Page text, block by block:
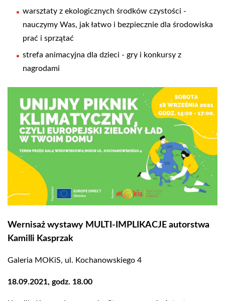
warsztaty z ekologicznych środków czystości -
nauczymy Was, jak łatwo i bezpiecznie dla środowiska
prać i sprzątać
strefa animacyjna dla dzieci - gry i konkursy z
nagrodami
Wernisaż wystawy MULTI-IMPLIKACJE autorstwa
Kamilli Kasprzak
Galeria MOKiS, ul. Kochanowskiego 4
18.09.2021, godz. 18.00